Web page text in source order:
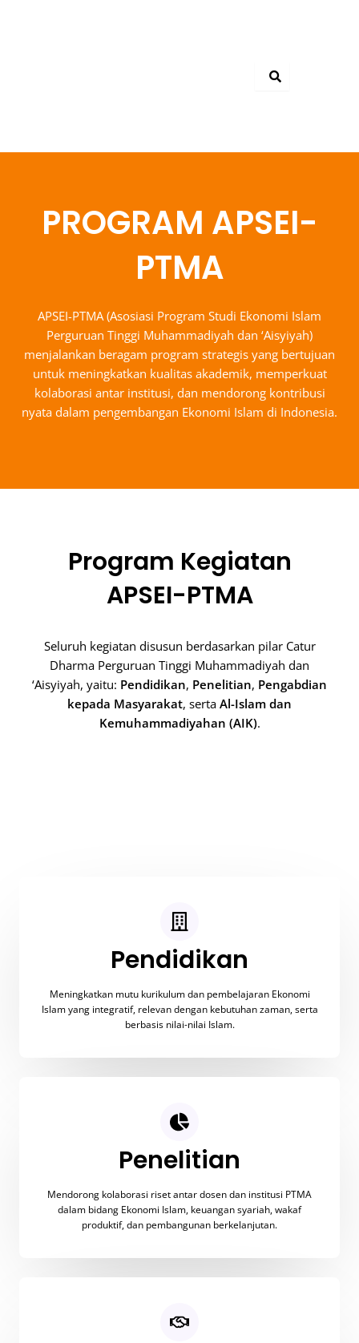
PROGRAM APSEI-
PTMA
APSEI-PTMA (Asosiasi Program Studi Ekonomi Islam
Perguruan Tinggi Muhammadiyah dan ‘Aisyiyah)
menjalankan beragam program strategis yang bertujuan
untuk meningkatkan kualitas akademik, memperkuat
kolaborasi antar institusi, dan mendorong kontribusi
nyata dalam pengembangan Ekonomi Islam di Indonesia.
Program Kegiatan
APSEI-PTMA
Seluruh kegiatan disusun berdasarkan pilar Catur
Dharma Perguruan Tinggi Muhammadiyah dan
‘Aisyiyah, yaitu: Pendidikan, Penelitian, Pengabdian
kepada Masyarakat, serta Al-Islam dan
Kemuhammadiyahan (AIK).
Pendidikan
Meningkatkan mutu kurikulum dan pembelajaran Ekonomi
Islam yang integratif, relevan dengan kebutuhan zaman, serta
berbasis nilai-nilai Islam.
Penelitian
Mendorong kolaborasi riset antar dosen dan institusi PTMA
dalam bidang Ekonomi Islam, keuangan syariah, wakaf
produktif, dan pembangunan berkelanjutan.